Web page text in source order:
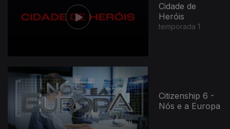
Cidade de
Heróis
temporada 1
Citizenship 6 -
Nós e a Europa
557119